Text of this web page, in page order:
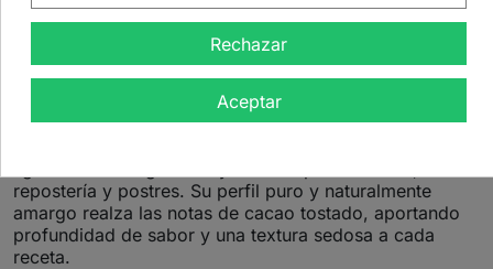
Cacao en polvo ecológico 100 % -
repostería y postres. Su perfil puro y naturalmente
amargo realza las notas de cacao tostado, aportando
profundidad de sabor y una textura sedosa a cada
receta.
Rechazar
Aceptar